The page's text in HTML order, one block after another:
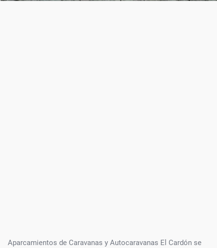
Aparcamientos de Caravanas y Autocaravanas El Cardón se